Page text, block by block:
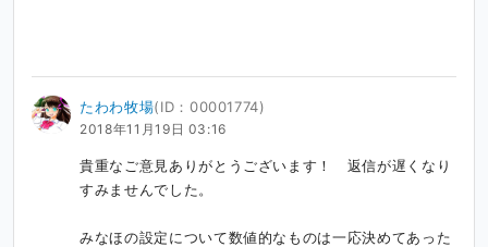
たわわ牧場(ID：00001774)
2018年11月19日 03:16
貴重なご意見ありがとうございます！　返信が遅くなり
すみませんでした。
みなほの設定について数値的なものは一応決めてあった